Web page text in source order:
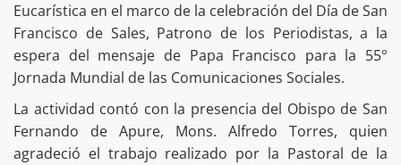
Eucarística en el marco de la celebración del Día de San
Francisco de Sales, Patrono de los Periodistas, a la
espera del mensaje de Papa Francisco para la 55°
Jornada Mundial de las Comunicaciones Sociales.
La actividad contó con la presencia del Obispo de San
Fernando de Apure, Mons. Alfredo Torres, quien
agradeció el trabajo realizado por la Pastoral de la